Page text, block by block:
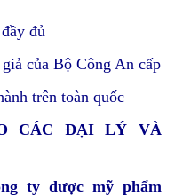
đủ
của Bộ Công An cấp
trên toàn quốc
CÁC ĐẠI LÝ VÀ
ty dược mỹ phẩm